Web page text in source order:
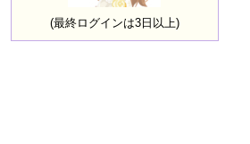
(最終ログインは3日以上)